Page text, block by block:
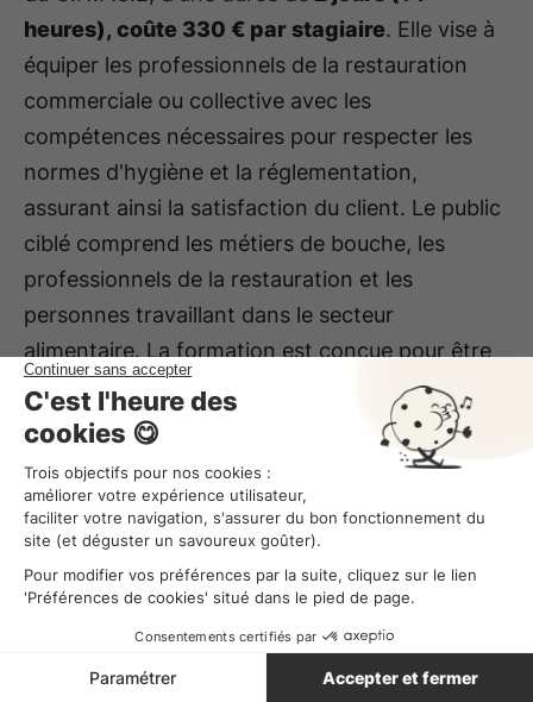
heures), coûte 330 € par stagiaire. Elle vise à
équiper les professionnels de la restauration
commerciale ou collective avec les
compétences nécessaires pour respecter les
normes d'hygiène et la réglementation,
assurant ainsi la satisfaction du client. Le public
ciblé comprend les métiers de bouche, les
professionnels de la restauration et les
personnes travaillant dans le secteur
alimentaire. La formation est conçue pour être
accessible et informative, sans prérequis
spécifiques.
La formation en hygiène alimentaire est une
étape incontournable pour tous les
établissements de restauration. De la
planification à l'intégration des modules de
des dossiers du personnel, chaque étape
contribue à assurer la conformité aux normes et